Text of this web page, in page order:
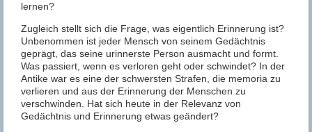
lernen?
Zugleich stellt sich die Frage, was eigentlich Erinnerung ist?
Unbenommen ist jeder Mensch von seinem Gedächtnis
geprägt, das seine urinnerste Person ausmacht und formt.
Was passiert, wenn es verloren geht oder schwindet? In der
Antike war es eine der schwersten Strafen, die memoria zu
verlieren und aus der Erinnerung der Menschen zu
verschwinden. Hat sich heute in der Relevanz von
Gedächtnis und Erinnerung etwas geändert?